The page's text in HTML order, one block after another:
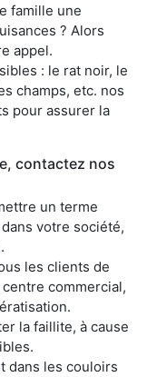
famille une
? Alors
appel.
: le rat noir, le
champs, etc. nos
pour assurer la
contactez nos
un terme
votre société,
les clients de
commercial,
la faillite, à cause
dans les couloirs